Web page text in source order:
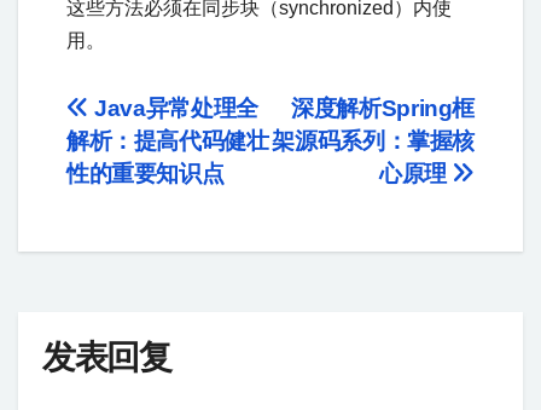
这些方法必须在同步块（synchronized）内使
用。
深度解析Spring框
架源码系列：掌握核
心原理
Java异常处理全
解析：提高代码健壮
性的重要知识点
发表回复